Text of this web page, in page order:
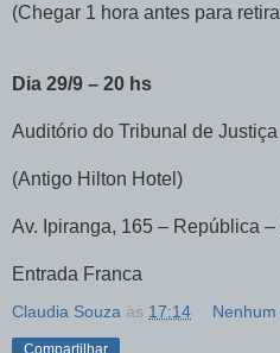
(Chegar 1 hora antes para
Dia 29/9 – 20 hs
Auditório do Tribunal de Justiça
(Antigo Hilton Hotel)
Av. Ipiranga, 165 – República –
Entrada Franca
Claudia Souza às 17:14
Compartilhar